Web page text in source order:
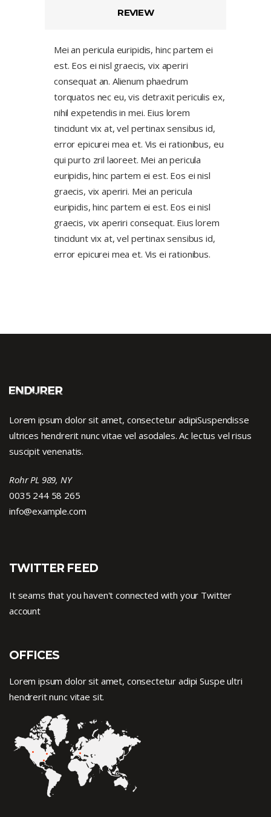
REVIEW
Mei an pericula euripidis, hinc partem ei
est. Eos ei nisl graecis, vix aperiri
consequat an. Alienum phaedrum
torquatos nec eu, vis detraxit periculis ex,
nihil expetendis in mei. Eius lorem
tincidunt vix at, vel pertinax sensibus id,
error epicurei mea et. Vis ei rationibus, eu
qui purto zril laoreet. Mei an pericula
euripidis, hinc partem ei est. Eos ei nisl
graecis, vix aperiri. Mei an pericula
euripidis, hinc partem ei est. Eos ei nisl
graecis, vix aperiri consequat. Eius lorem
tincidunt vix at, vel pertinax sensibus id,
error epicurei mea et. Vis ei rationibus.
Lorem ipsum dolor sit amet, consectetur adipiSuspendisse
ultrices hendrerit nunc vitae vel asodales. Ac lectus vel risus
suscipit venenatis.
Rohr PL 989, NY
0035 244 58 265
info@example.com
TWITTER FEED
It seams that you haven't connected with your Twitter
account
OFFICES
Lorem ipsum dolor sit amet, consectetur adipi Suspe ultri
hendrerit nunc vitae sit.